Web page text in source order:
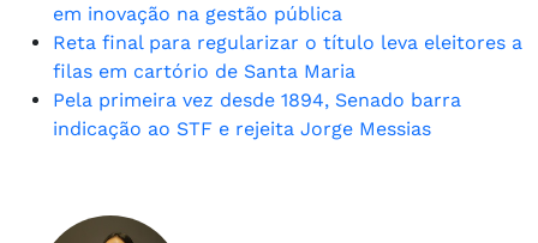
em inovação na gestão pública
Reta final para regularizar o título leva eleitores a
filas em cartório de Santa Maria
Pela primeira vez desde 1894, Senado barra
indicação ao STF e rejeita Jorge Messias